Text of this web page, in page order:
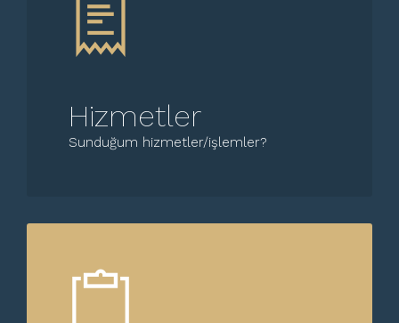
Hizmetler
Sunduğum hizmetler/işlemler?